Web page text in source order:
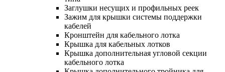
Заглушки несущих и профильных реек
Зажим для крышки системы поддержки
кабелей
Кронштейн для кабельного лотка
Крышка для кабельных лотков
Крышка дополнительная угловой секции
кабельного лотка